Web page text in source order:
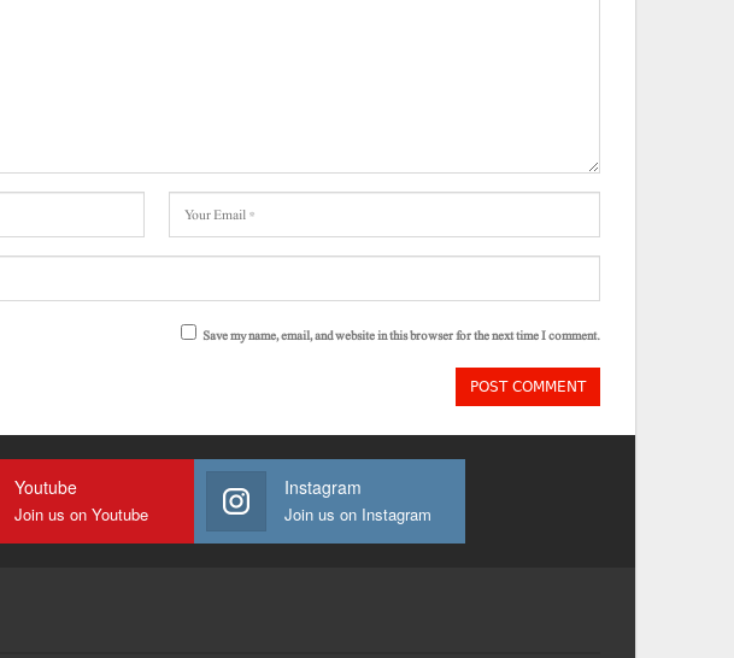
Save my name, email, and website in this browser for the next time I comment.
Youtube
Join us on Youtube
Instagram
Join us on Instagram